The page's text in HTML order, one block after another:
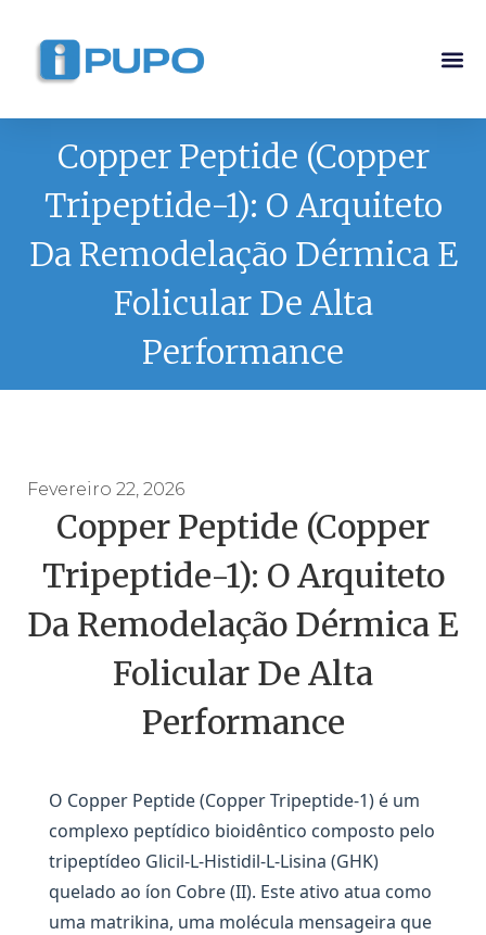
Copper Peptide (Copper
Tripeptide-1): O Arquiteto
Da Remodelação Dérmica E
Folicular De Alta
Performance
Fevereiro 22, 2026
Copper Peptide (Copper
Tripeptide-1): O Arquiteto
Da Remodelação Dérmica E
Folicular De Alta
Performance
O Copper Peptide (Copper Tripeptide-1) é um
complexo peptídico bioidêntico composto pelo
tripeptídeo Glicil-L-Histidil-L-Lisina (GHK)
quelado ao íon Cobre (II). Este ativo atua como
uma matrikina, uma molécula mensageira que